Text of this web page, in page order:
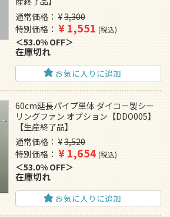
通常価格
¥3,300
特別価格
¥1,551 税込
53.0% OFF
在庫切れ
お気に入りに追加
60cm延長パイプ単体 ダイコー製シー
リングファン オプション【DDO005】
【生産終了品】
通常価格
¥3,520
特別価格
¥1,654 税込
53.0% OFF
在庫切れ
お気に入りに追加